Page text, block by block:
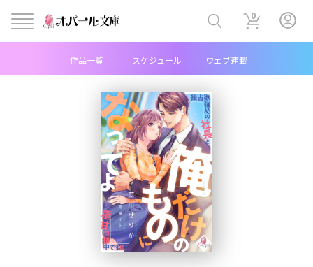
作品一覧 スケジュール ウェブ連載
0